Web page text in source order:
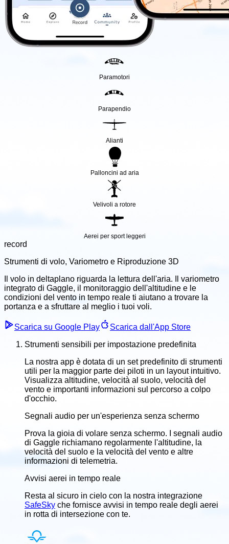
Paramotori
Parapendio
Alianti
Palloncini ad aria
Velivoli a rotore
Aerei per sport leggeri
record
Strumenti di volo, Variometro e Riproduzione 3D
Il volo in deltaplano riguarda la lettura dell'aria. Il variometro
integrato di Gaggle, il monitoraggio dell'altitudine e le
condizioni del vento in tempo reale ti aiutano a trovare la
portanza e a sfruttare al meglio i tuoi voli.
Scarica su Google Play
Scarica dall'App Store
Strumenti sensibili per impostazione predefinita
La nostra app è dotata di un set predefinito di strumenti
utili per la maggior parte dei piloti in un layout intuitivo.
Visualizza altitudine, velocità al suolo, velocità del
vento e importanti informazioni sul percorso a colpo
d'occhio.
Segnali audio per un'esperienza senza schermo
Prova la gioia di volare senza schermo. I segnali audio
di Gaggle richiamano regolarmente l'altitudine, la
velocità del suolo e la velocità del vento e altre
informazioni di telemetria.
Avvisi aerei in tempo reale
Resta al sicuro in cielo con la nostra integrazione
SafeSky che fornisce avvisi in tempo reale degli aerei
in rotta di intersezione con te.